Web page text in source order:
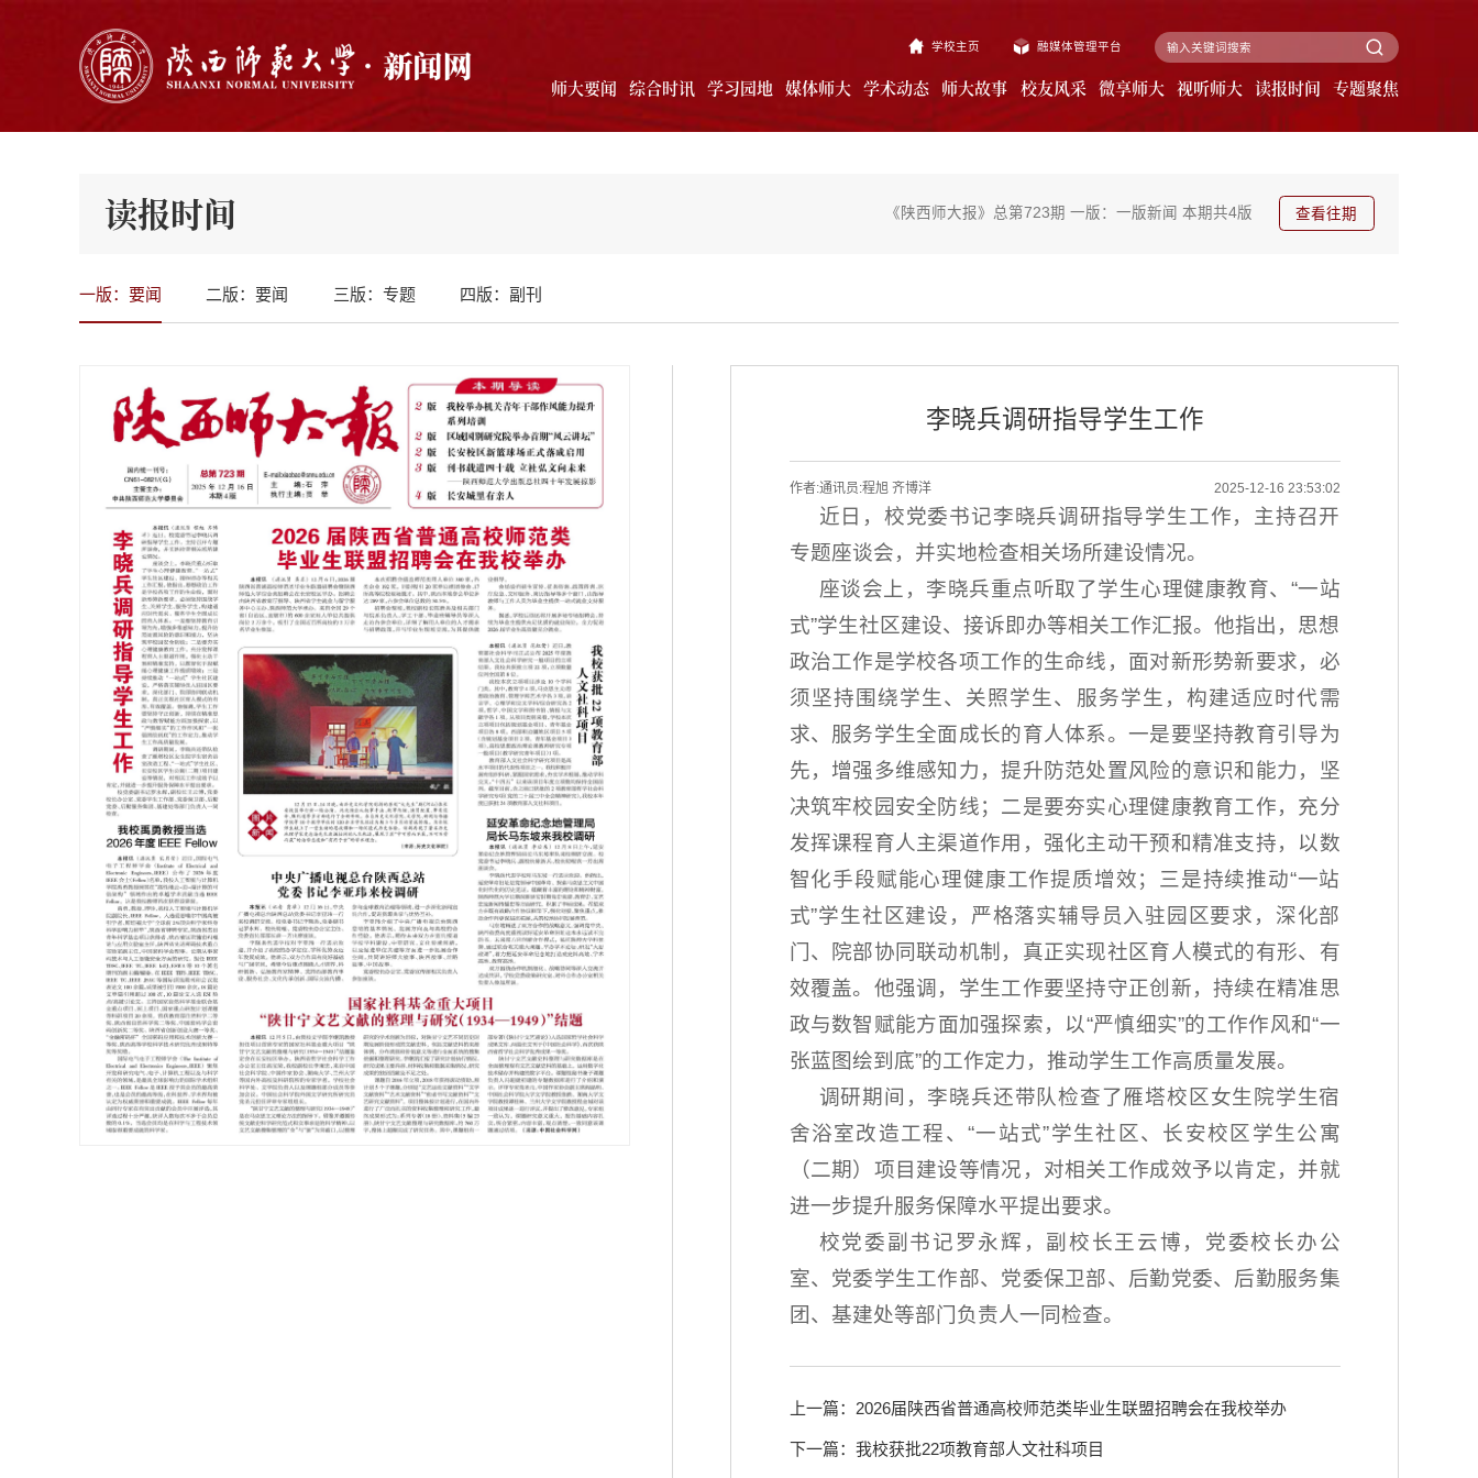
学校主页 融媒体管理平台
师大要闻 综合时讯 学习园地 媒体师大 学术动态 师大故事 校友风采 微享师大 视听师大 读报时间 专题聚焦
读报时间 《陕西师大报》总第723期 一版：一版新闻 本期共4版 查看往期
一版：要闻 二版：要闻 三版：专题 四版：副刊
李晓兵调研指导学生工作
作者:通讯员:程旭 齐博洋 2025-12-16 23:53:02
近日，校党委书记李晓兵调研指导学生工作，主持召开
专题座谈会，并实地检查相关场所建设情况。
座谈会上，李晓兵重点听取了学生心理健康教育、“一站
式”学生社区建设、接诉即办等相关工作汇报。他指出，思想
政治工作是学校各项工作的生命线，面对新形势新要求，必
须坚持围绕学生、关照学生、服务学生，构建适应时代需
求、服务学生全面成长的育人体系。一是要坚持教育引导为
先，增强多维感知力，提升防范处置风险的意识和能力，坚
决筑牢校园安全防线；二是要夯实心理健康教育工作，充分
发挥课程育人主渠道作用，强化主动干预和精准支持，以数
智化手段赋能心理健康工作提质增效；三是持续推动“一站
式”学生社区建设，严格落实辅导员入驻园区要求，深化部
门、院部协同联动机制，真正实现社区育人模式的有形、有
效覆盖。他强调，学生工作要坚持守正创新，持续在精准思
政与数智赋能方面加强探索，以“严慎细实”的工作作风和“一
张蓝图绘到底”的工作定力，推动学生工作高质量发展。
调研期间，李晓兵还带队检查了雁塔校区女生院学生宿
舍浴室改造工程、“一站式”学生社区、长安校区学生公寓
（二期）项目建设等情况，对相关工作成效予以肯定，并就
进一步提升服务保障水平提出要求。
校党委副书记罗永辉，副校长王云博，党委校长办公
室、党委学生工作部、党委保卫部、后勤党委、后勤服务集
团、基建处等部门负责人一同检查。
上一篇：2026届陕西省普通高校师范类毕业生联盟招聘会在我校举办
下一篇：我校获批22项教育部人文社科项目